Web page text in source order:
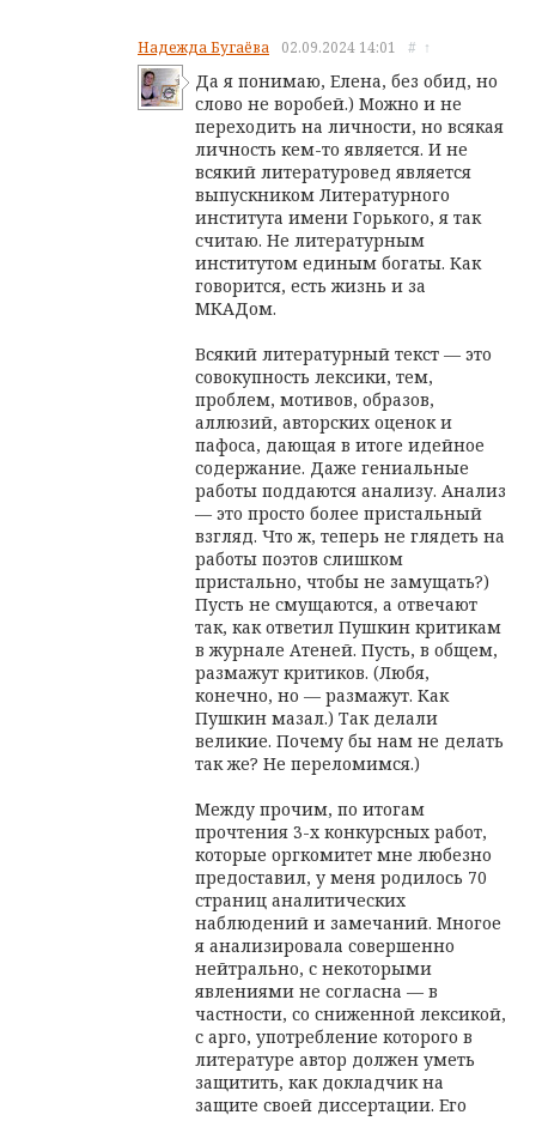
Надежда Бугаёва 02.09.2024 14:01 # ↑
Да я понимаю, Елена, без обид, но
слово не воробей.) Можно и не
переходить на личности, но всякая
личность кем-то является. И не
всякий литературовед является
выпускником Литературного
института имени Горького, я так
считаю. Не литературным
институтом единым богаты. Как
говорится, есть жизнь и за
МКАДом.
Всякий литературный текст — это
совокупность лексики, тем,
проблем, мотивов, образов,
аллюзий, авторских оценок и
пафоса, дающая в итоге идейное
содержание. Даже гениальные
работы поддаются анализу. Анализ
— это просто более пристальный
взгляд. Что ж, теперь не глядеть на
работы поэтов слишком
пристально, чтобы не замущать?)
Пусть не смущаются, а отвечают
так, как ответил Пушкин критикам
в журнале Атеней. Пусть, в общем,
размажут критиков. (Любя,
конечно, но — размажут. Как
Пушкин мазал.) Так делали
великие. Почему бы нам не делать
так же? Не переломимся.)
Между прочим, по итогам
прочтения 3-х конкурсных работ,
которые оргкомитет мне любезно
предоставил, у меня родилось 70
страниц аналитических
наблюдений и замечаний. Многое
я анализировала совершенно
нейтрально, с некоторыми
явлениями не согласна — в
частности, со сниженной лексикой,
с арго, употребление которого в
литературе автор должен уметь
защитить, как докладчик на
защите своей диссертации. Его